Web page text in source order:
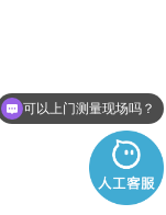
可以上门测量现场吗？